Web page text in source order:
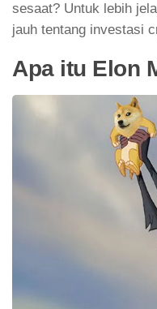
sesaat? Untuk lebih
jauh tentang investasi
Apa itu Elon